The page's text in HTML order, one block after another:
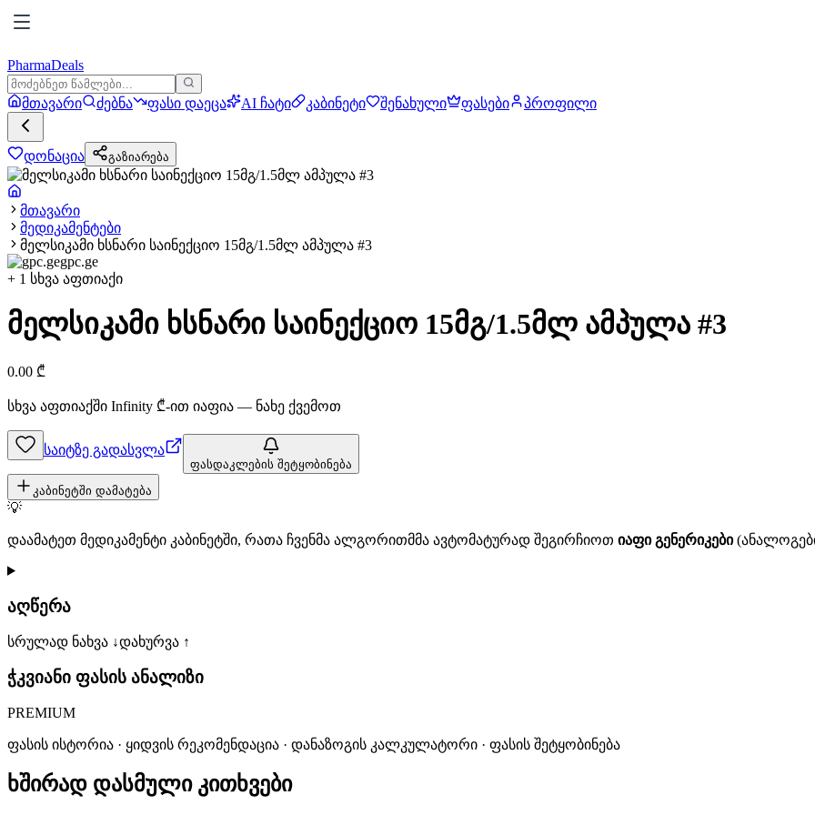
PharmaDeals
მთავარი ძებნა ფასი დაეცა AI ჩატი კაბინეტი შენახული ფასები პროფილი
დონაცია გაზიარება
მთავარი
მედიკამენტები
მელსიკამი ხსნარი საინექციო 15მგ/1.5მლ ამპულა #3
gpc.ge
+ 1 სხვა აფთიაქი
მელსიკამი ხსნარი საინექციო 15მგ/1.5მლ ამპულა #3
0.00 ₾
სხვა აფთიაქში Infinity ₾-ით იაფია — ნახე ქვემოთ
საიტზე გადასვლა
ფასდაკლების შეტყობინება
კაბინეტში დამატება
💡
დაამატეთ მედიკამენტი კაბინეტში, რათა ჩვენმა ალგორითმმა ავტომატურად შეგირჩიოთ იაფი გენერიკები
აღწერა
სრულად ნახვა ↓დახურვა ↑
ჭკვიანი ფასის ანალიზი
PREMIUM
ფასის ისტორია · ყიდვის რეკომენდაცია · დანაზოგის კალკულატორი · ფასის შეტყობინება
ხშირად დასმული კითხვები